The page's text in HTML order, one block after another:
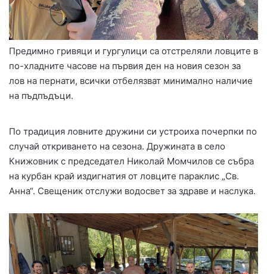
Предимно гривяци и гургулици са отстреляли ловците в
по-хладните часове на първия ден на новия сезон за
лов на пернати, всички отбелязват минимално наличие
на пъдпъдъци.
По традиция ловните дружини си устроиха почерпки по
случай откриването на сезона. Дружината в село
Книжовник с председател Николай Момчилов се събра
на курбан край издигнатия от ловците параклис „Св.
Анна“. Свещеник отслужи водосвет за здраве и наслука.